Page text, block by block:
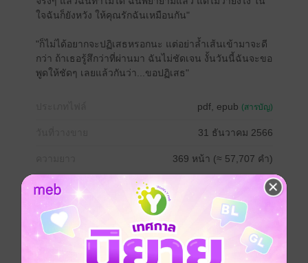
ใจฉันก็ยังหวัง ให้คุณรักฉันเหมือนกัน"
"ก็ไม่ได้อยากจะปฏิเสธหรอกนะ แต่อย่าล้ำเส้นเข้ามาจะดี
กว่า ถ้าเธอรู้สึกว่าที่ผ่านมา ฉันไม่ชัดเจน งั้นวันนี้ฉันจะขอ
พูดให้ชัดๆ เลยแล้วกันว่า...ขอปฏิเสธ"
pdf, epub (สารบัญ)
31 ธันวาคม 2566
369 หน้า (≈ 57,707 คำ)
ราคาปก 218 บาท (ประหยัด 45%)
เรื่องที่คุณน่าจะสนใจ